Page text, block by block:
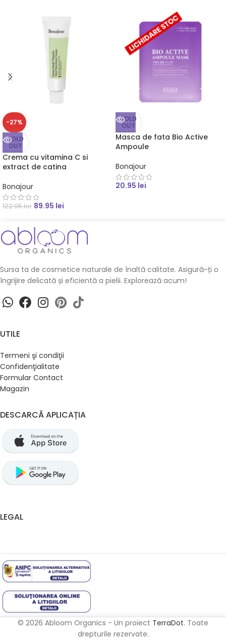
-27%
SOLD
OUT
Crema cu vitamina C si
extract de catina
Bonajour
122.95lei 89.95 lei
SOLD
OUT
Masca de fata Bio Active
Ampoule
Bonajour
20.95 lei
Sursa ta de cosmetice naturale de înaltă calitate. Asigură-ți o
îngrijire delicată și eficientă a pielii. Explorează acum!
UTILE
Termeni şi condiţii
Confidenţialitate
Formular Contact
Magazin
DESCARCĂ APLICAȚIA
LEGAL
© 2026 Abloom Organics - Un proiect TerraDot. Toate
drepturile rezervate.